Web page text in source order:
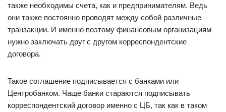
также необходимы счета, как и предпринимателям. Ведь
они также постоянно проводят между собой различные
транзакции. И именно поэтому финансовым организациям
нужно заключать друг с другом корреспондентские
договора.
Такое соглашение подписывается с банками или
Центробанком. Чаще банки стараются подписывать
корреспондентский договор именно с ЦБ, так как в таком